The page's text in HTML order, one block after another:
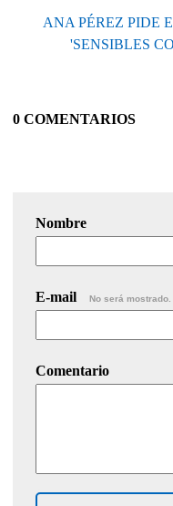
ANA PÉREZ PIDE
'SENSIBLES
0 COMENTARIOS
Nombre
E-mail No será mostrado.
Comentario